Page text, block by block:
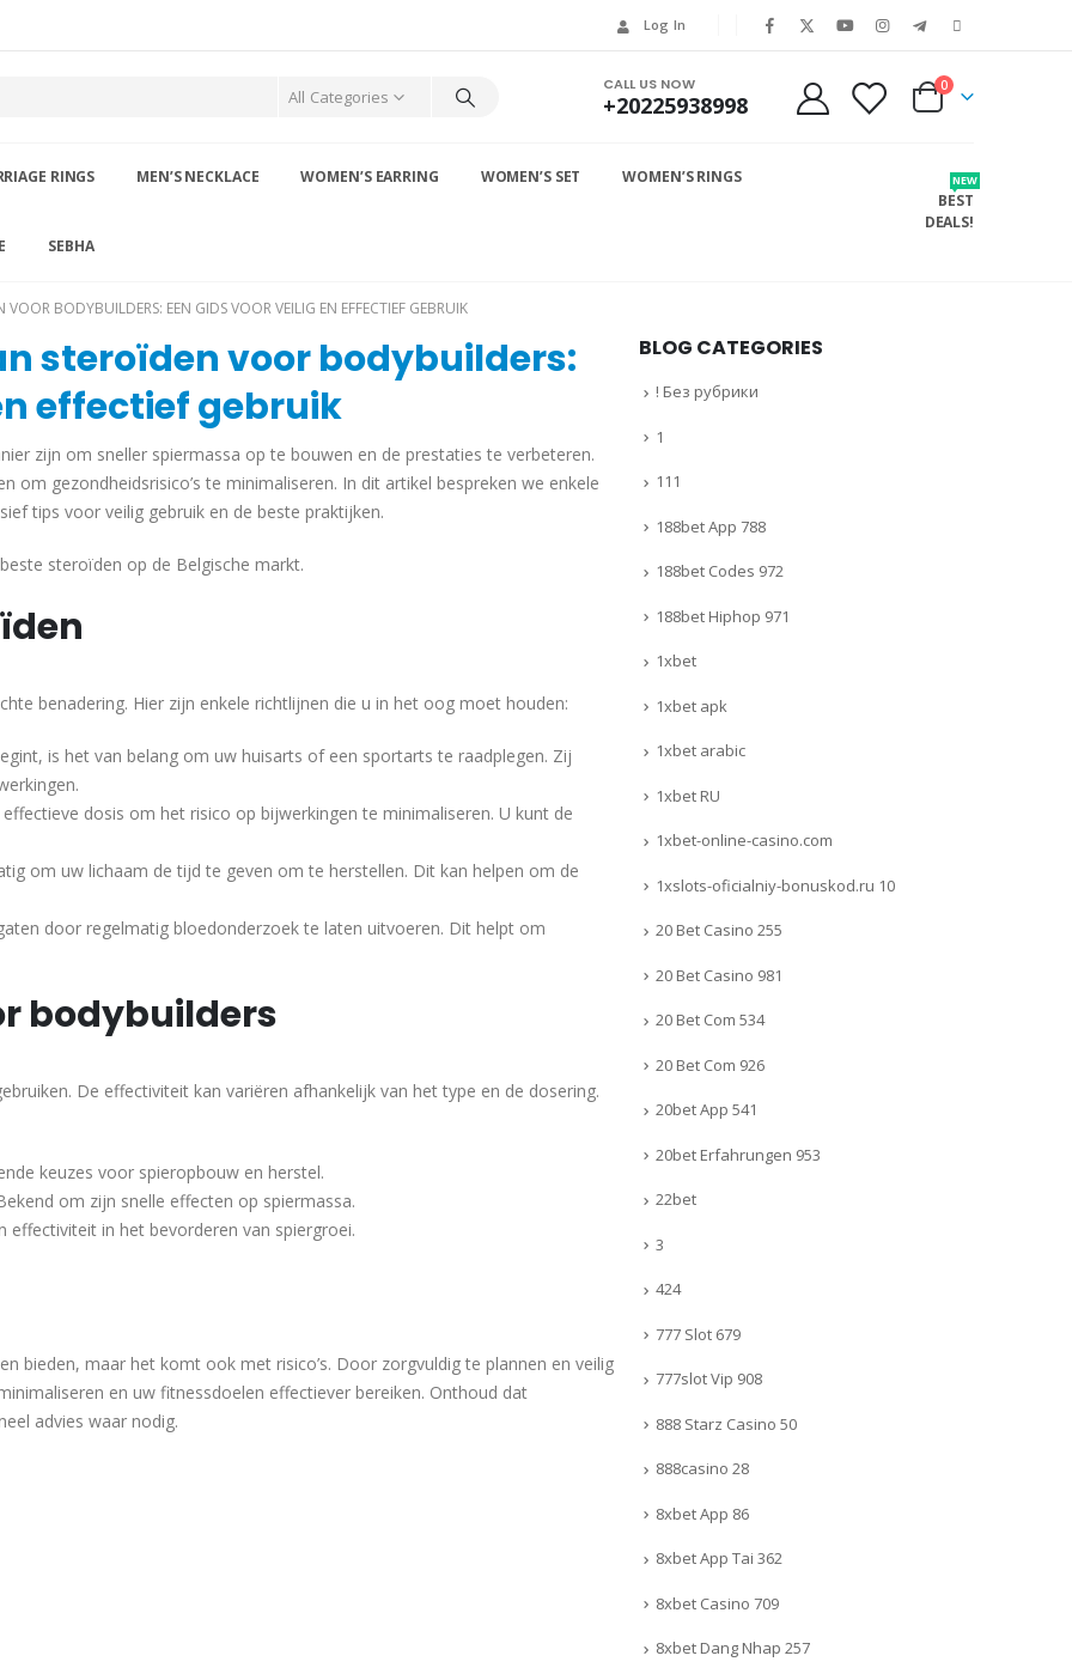
Log In
All Categories
CALL US NOW
+20225938998
0
RINGS MEN’S NECKLACE WOMEN’S EARRING WOMEN’S SET WOMEN’S RINGS
SEBHA
BEST
DEALS!
NEW
BODYBUILDERS: EEN GIDS VOOR VEILIG EN EFFECTIEF GEBRUIK
steroïden voor bodybuilders:
effectief gebruik
zijn om sneller spiermassa op te bouwen en de prestaties te verbeteren.
om gezondheidsrisico’s te minimaliseren. In dit artikel bespreken we enkele
tips voor veilig gebruik en de beste praktijken.
steroïden op de Belgische markt.
benadering. Hier zijn enkele richtlijnen die u in het oog moet houden:
is het van belang om uw huisarts of een sportarts te raadplegen. Zij
dosis om het risico op bijwerkingen te minimaliseren. U kunt de
om uw lichaam de tijd te geven om te herstellen. Dit kan helpen om de
door regelmatig bloedonderzoek te laten uitvoeren. Dit helpt om
bodybuilders
De effectiviteit kan variëren afhankelijk van het type en de dosering.
keuzes voor spieropbouw en herstel.
om zijn snelle effecten op spiermassa.
effectiviteit in het bevorderen van spiergroei.
bieden, maar het komt ook met risico’s. Door zorgvuldig te plannen en veilig
en uw fitnessdoelen effectiever bereiken. Onthoud dat
advies waar nodig.
BLOG CATEGORIES
! Без рубрики
1
111
188bet App 788
188bet Codes 972
188bet Hiphop 971
1xbet
1xbet apk
1xbet arabic
1xbet RU
1xbet-online-casino.com
1xslots-oficialniy-bonuskod.ru 10
20 Bet Casino 255
20 Bet Casino 981
20 Bet Com 534
20 Bet Com 926
20bet App 541
20bet Erfahrungen 953
22bet
3
424
777 Slot 679
777slot Vip 908
888 Starz Casino 50
888casino 28
8xbet App 86
8xbet App Tai 362
8xbet Casino 709
8xbet Dang Nhap 257